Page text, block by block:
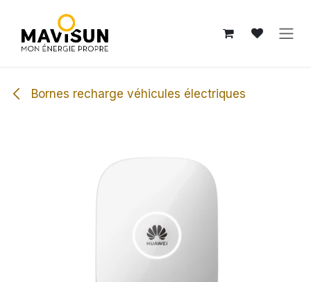
Bornes recharge véhicules électriques